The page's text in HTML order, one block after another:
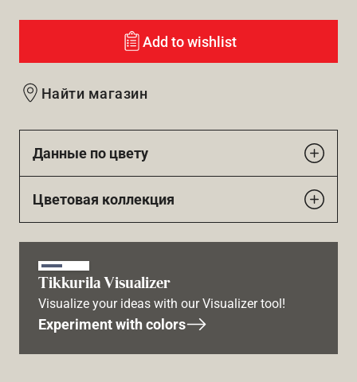
Add to wishlist
Найти магазин
Данные по цвету
Цветовая коллекция
Tikkurila Visualizer
Visualize your ideas with our Visualizer tool!
Experiment with colors